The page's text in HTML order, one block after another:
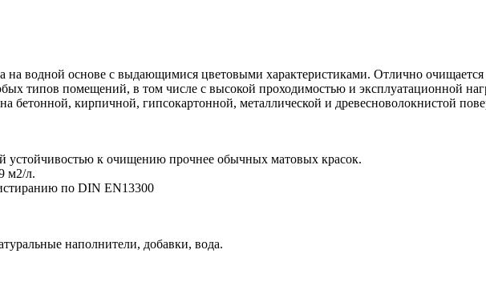
на водной основе с выдающимися цветовыми характеристиками. Отлично
типов помещений, в том числе с высокой проходимостью и эксплуатационной
бетонной, кирпичной, гипсокартонной, металлической и древесноволокнистой
устойчивостью к очищению прочнее обычных матовых красок.
м2/л.
по DIN EN13300
наполнители, добавки, вода.